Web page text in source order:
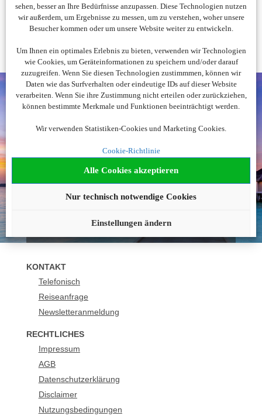
sehen, besser an Ihre Bedürfnisse anzupassen. Diese Technologien nutzen
wir außerdem, um Ergebnisse zu messen, um zu verstehen, woher unsere
Besucher kommen oder um unsere Website weiter zu entwickeln.
Um Ihnen ein optimales Erlebnis zu bieten, verwenden wir Technologien
wie Cookies, um Geräteinformationen zu speichern und/oder darauf
zuzugreifen. Wenn Sie diesen Technologien zustimmmen, können wir
Daten wie das Surfverhalten oder eindeutige IDs auf dieser Website
verarbeiten. Wenn Sie ihre Zustimmung nicht erteilen oder zurückziehen,
können bestimmte Merkmale und Funktionen beeinträchtigt werden.
Wir verwenden Statistiken-Cookies und Marketing Cookies.
Cookie-Richtlinie
Alle Cookies akzeptieren
Nur technisch notwendige Cookies
Einstellungen ändern
Noch nicht fündig
geworden?
Wir beraten Sie gerne!
+43 1 2051923
KONTAKT
Telefonisch
Reiseanfrage
Newsletteranmeldung
RECHTLICHES
Impressum
AGB
Datenschutzerklärung
Disclaimer
Nutzungsbedingungen